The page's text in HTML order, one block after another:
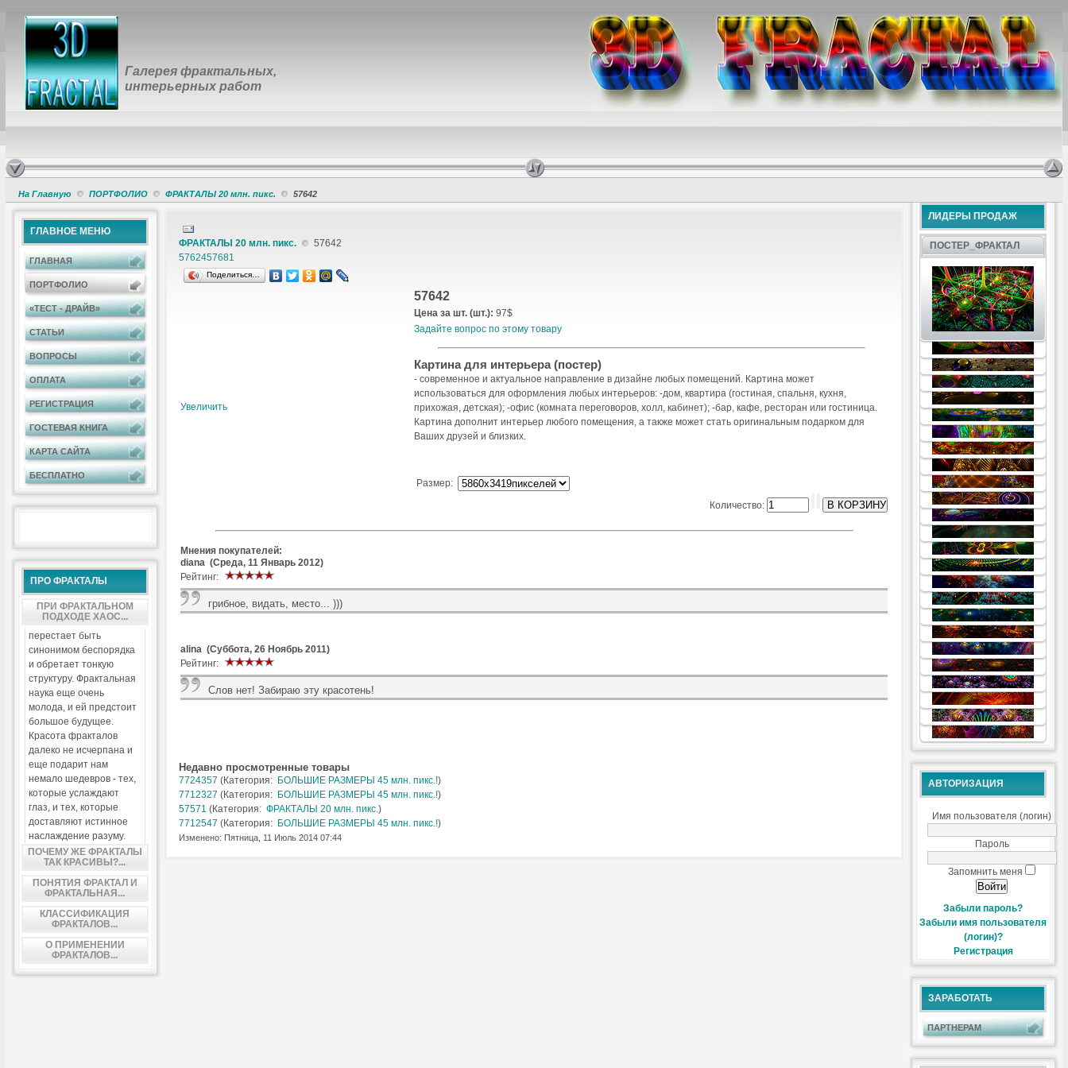
Галерея фрактальных,
интерьерных работ
На Главную ПОРТФОЛИО ФРАКТАЛЫ 20 млн. пикс. 57642
ГЛАВНОЕ МЕНЮ
ГЛАВНАЯ
ПОРТФОЛИО
«ТЕСТ - ДРАЙВ»
СТАТЬИ
ВОПРОСЫ
ОПЛАТА
РЕГИСТРАЦИЯ
ГОСТЕВАЯ КНИГА
КАРТА САЙТА
БЕСПЛАТНО
ПРО ФРАКТАЛЫ
ПРИ ФРАКТАЛЬНОМ
ПОДХОДЕ ХАОС...
перестает быть
синонимом беспорядка
и обретает тонкую
структуру. Фрактальная
наука еще очень
молода, и ей предстоит
большое будущее.
Красота фракталов
далеко не исчерпана и
еще подарит нам
немало шедевров - тех,
которые услаждают
глаз, и тех, которые
доставляют истинное
наслаждение разуму.
ПОЧЕМУ ЖЕ ФРАКТАЛЫ
ТАК КРАСИВЫ?...
ПОНЯТИЯ ФРАКТАЛ И
ФРАКТАЛЬНАЯ...
КЛАССИФИКАЦИЯ
ФРАКТАЛОВ...
О ПРИМЕНЕНИИ
ФРАКТАЛОВ...
ЛИДЕРЫ ПРОДАЖ
ПОСТЕР_ФРАКТАЛ
АВТОРИЗАЦИЯ
Имя пользователя (логин)
Пароль
Запомнить меня
Забыли пароль?
Забыли имя пользователя
(логин)?
Регистрация
ЗАРАБОТАТЬ
ПАРТНЕРАМ
ФРАКТАЛЫ 20 млн. пикс.
57642
5762457681
Поделиться…
Увеличить
57642
Цена за шт. (шт.): 97$
Задайте вопрос по этому товару
Картина для интерьера (постер)
- современное и актуальное направление в дизайне любых помещений. Картина может
использоваться для оформления любых интерьеров: -дом, квартира (гостиная, спальня, кухня,
прихожая, детская); -офис (комната переговоров, холл, кабинет); -бар, кафе, ресторан или гостиница.
Картина дополнит интерьер любого помещения, а также может стать оригинальным подарком для
Ваших друзей и близких.
Размер:
Количество:
Мнения покупателей:
diana (Среда, 11 Январь 2012)
Рейтинг:
грибное, видать, место... )))
alina (Суббота, 26 Ноябрь 2011)
Рейтинг:
Слов нет! Забираю эту красотень!
Недавно просмотренные товары
7724357 (Категория: БОЛЬШИЕ РАЗМЕРЫ 45 млн. пикс.!)
7712327 (Категория: БОЛЬШИЕ РАЗМЕРЫ 45 млн. пикс.!)
57571 (Категория: ФРАКТАЛЫ 20 млн. пикс.)
7712547 (Категория: БОЛЬШИЕ РАЗМЕРЫ 45 млн. пикс.!)
Изменено: Пятница, 11 Июль 2014 07:44